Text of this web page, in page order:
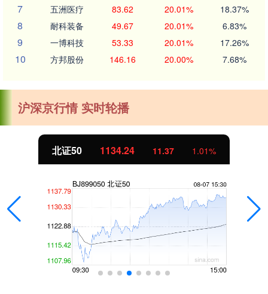
7 五洲医疗 83.62 20.01% 18.37%
8 耐科装备 49.67 20.01% 6.83%
9 一博科技 53.33 20.01% 17.26%
10 方邦股份 146.16 20.00% 7.68%
沪深京行情 实时轮播
北证50 1134.24 11.37 1.01%